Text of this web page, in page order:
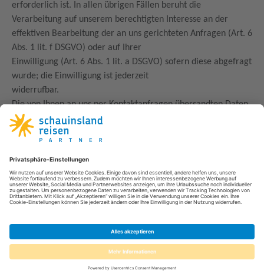
erforderlich ist. In allen übrigen Fällen beruht die
Verarbeitung auf unserem berechtigten Interesse an der
effektiven Bearbeitung der an uns gerichteten Anfragen (Art. 6
Abs. 1 lit. f DSGVO) oder auf Ihrer
Einwilligung (Art. 6 Abs. 1 lit. a DSGVO) sofern diese abgefragt
wurde; die Einwilligung ist jederzeit
widerrufbar.
Die von Ihnen an uns per Kontaktanfragen übersandten Daten
verbleiben bei uns, bis Sie uns zur Löschung
auffordern, Ihre Einwilligung zur Speicherung widerrufen oder
(z. B. nach abgeschlossener Bearbeitung Ihres Anliegens).
Zwingende gesetzliche Bestimmungen –
insbesondere gesetzliche Aufbewahrungsfristen – bleiben
unberührt.
5. Analyse-Tools und Werbung
Matomo
Diese Website benutzt den Open Source Webanalysedienst